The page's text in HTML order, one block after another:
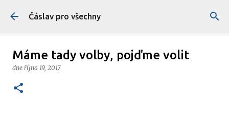
Přeskočit na hlavní obsah
Čáslav pro všechny
Máme tady volby, pojďme volit
dne října 19, 2017